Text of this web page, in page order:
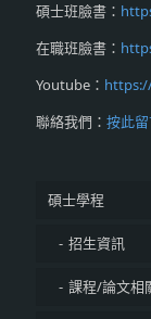
碩士班臉書：
在職班臉書：
Youtube：
聯絡我們： 按此
碩士學程
招生資訊
課程/論文相